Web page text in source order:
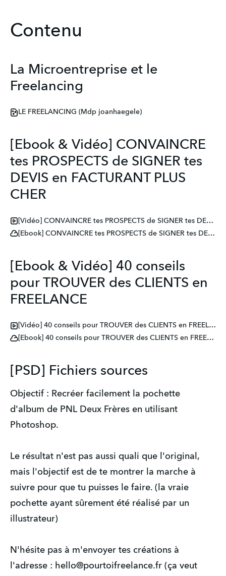
Contenu
La Microentreprise et le
Freelancing
LE FREELANCING (Mdp joanhaegele)
[Ebook & Vidéo] CONVAINCRE
tes PROSPECTS de SIGNER tes
DEVIS en FACTURANT PLUS
CHER
[Vidéo] CONVAINCRE tes PROSPECTS de SIGNER tes DEVIS en FACTURANT PLUS CHER
[Ebook] CONVAINCRE tes PROSPECTS de SIGNER tes DEVIS en FACTURANT PLUS CHER
[Ebook & Vidéo] 40 conseils
pour TROUVER des CLIENTS en
FREELANCE
[Vidéo] 40 conseils pour TROUVER des CLIENTS en FREELANCE
[Ebook] 40 conseils pour TROUVER des CLIENTS en FREELANCE
[PSD] Fichiers sources
Objectif : Recréer facilement la pochette
d'album de PNL Deux Frères en utilisant
Photoshop.
Le résultat n'est pas aussi quali que l'original,
mais l'objectif est de te montrer la marche à
suivre pour que tu puisses le faire. (la vraie
pochette ayant sûrement été réalisé par un
illustrateur)
N'hésite pas à m'envoyer tes créations à
l'adresse : hello@pourtoifreelance.fr (ça veut